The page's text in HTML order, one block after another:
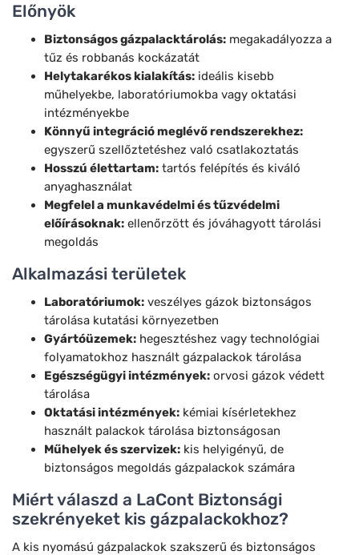
Előnyök
Biztonságos gázpalacktárolás: megakadályozza a
tűz és robbanás kockázatát
Helytakarékos kialakítás: ideális kisebb
műhelyekbe, laboratóriumokba vagy oktatási
intézményekbe
Könnyű integráció meglévő rendszerekhez:
egyszerű szellőztetéshez való csatlakoztatás
Hosszú élettartam: tartós felépítés és kiváló
anyaghasználat
Megfelel a munkavédelmi és tűzvédelmi
előírásoknak: ellenőrzött és jóváhagyott tárolási
megoldás
Alkalmazási területek
Laboratóriumok: veszélyes gázok biztonságos
tárolása kutatási környezetben
Gyártóüzemek: hegesztéshez vagy technológiai
folyamatokhoz használt gázpalackok tárolása
Egészségügyi intézmények: orvosi gázok védett
tárolása
Oktatási intézmények: kémiai kísérletekhez
használt palackok tárolása biztonságosan
Műhelyek és szervizek: kis helyigényű, de
biztonságos megoldás gázpalackok számára
Miért válaszd a LaCont Biztonsági
szekrényeket kis gázpalackokhoz?
A kis nyomású gázpalackok szakszerű és biztonságos